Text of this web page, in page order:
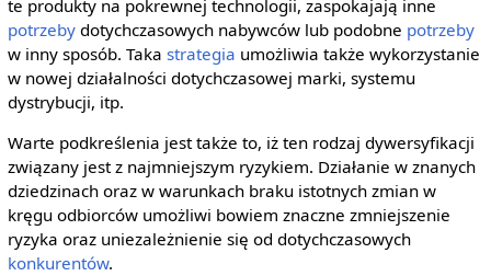
te produkty na pokrewnej technologii, zaspokajają inne
potrzebydotychczasowych nabywców lub podobne potrzeby
w inny sposób. Taka strategia umożliwia także wykorzystanie
w nowej działalności dotychczasowej marki, systemu
dystrybucji, itp.
Warte podkreślenia jest także to, iż ten rodzaj dywersyfikacji
związany jest z najmniejszym ryzykiem. Działanie w znanych
dziedzinach oraz w warunkach braku istotnych zmian w
kręgu odbiorców umożliwi bowiem znaczne zmniejszenie
ryzyka oraz uniezależnienie się od dotychczasowych
konkurentów.